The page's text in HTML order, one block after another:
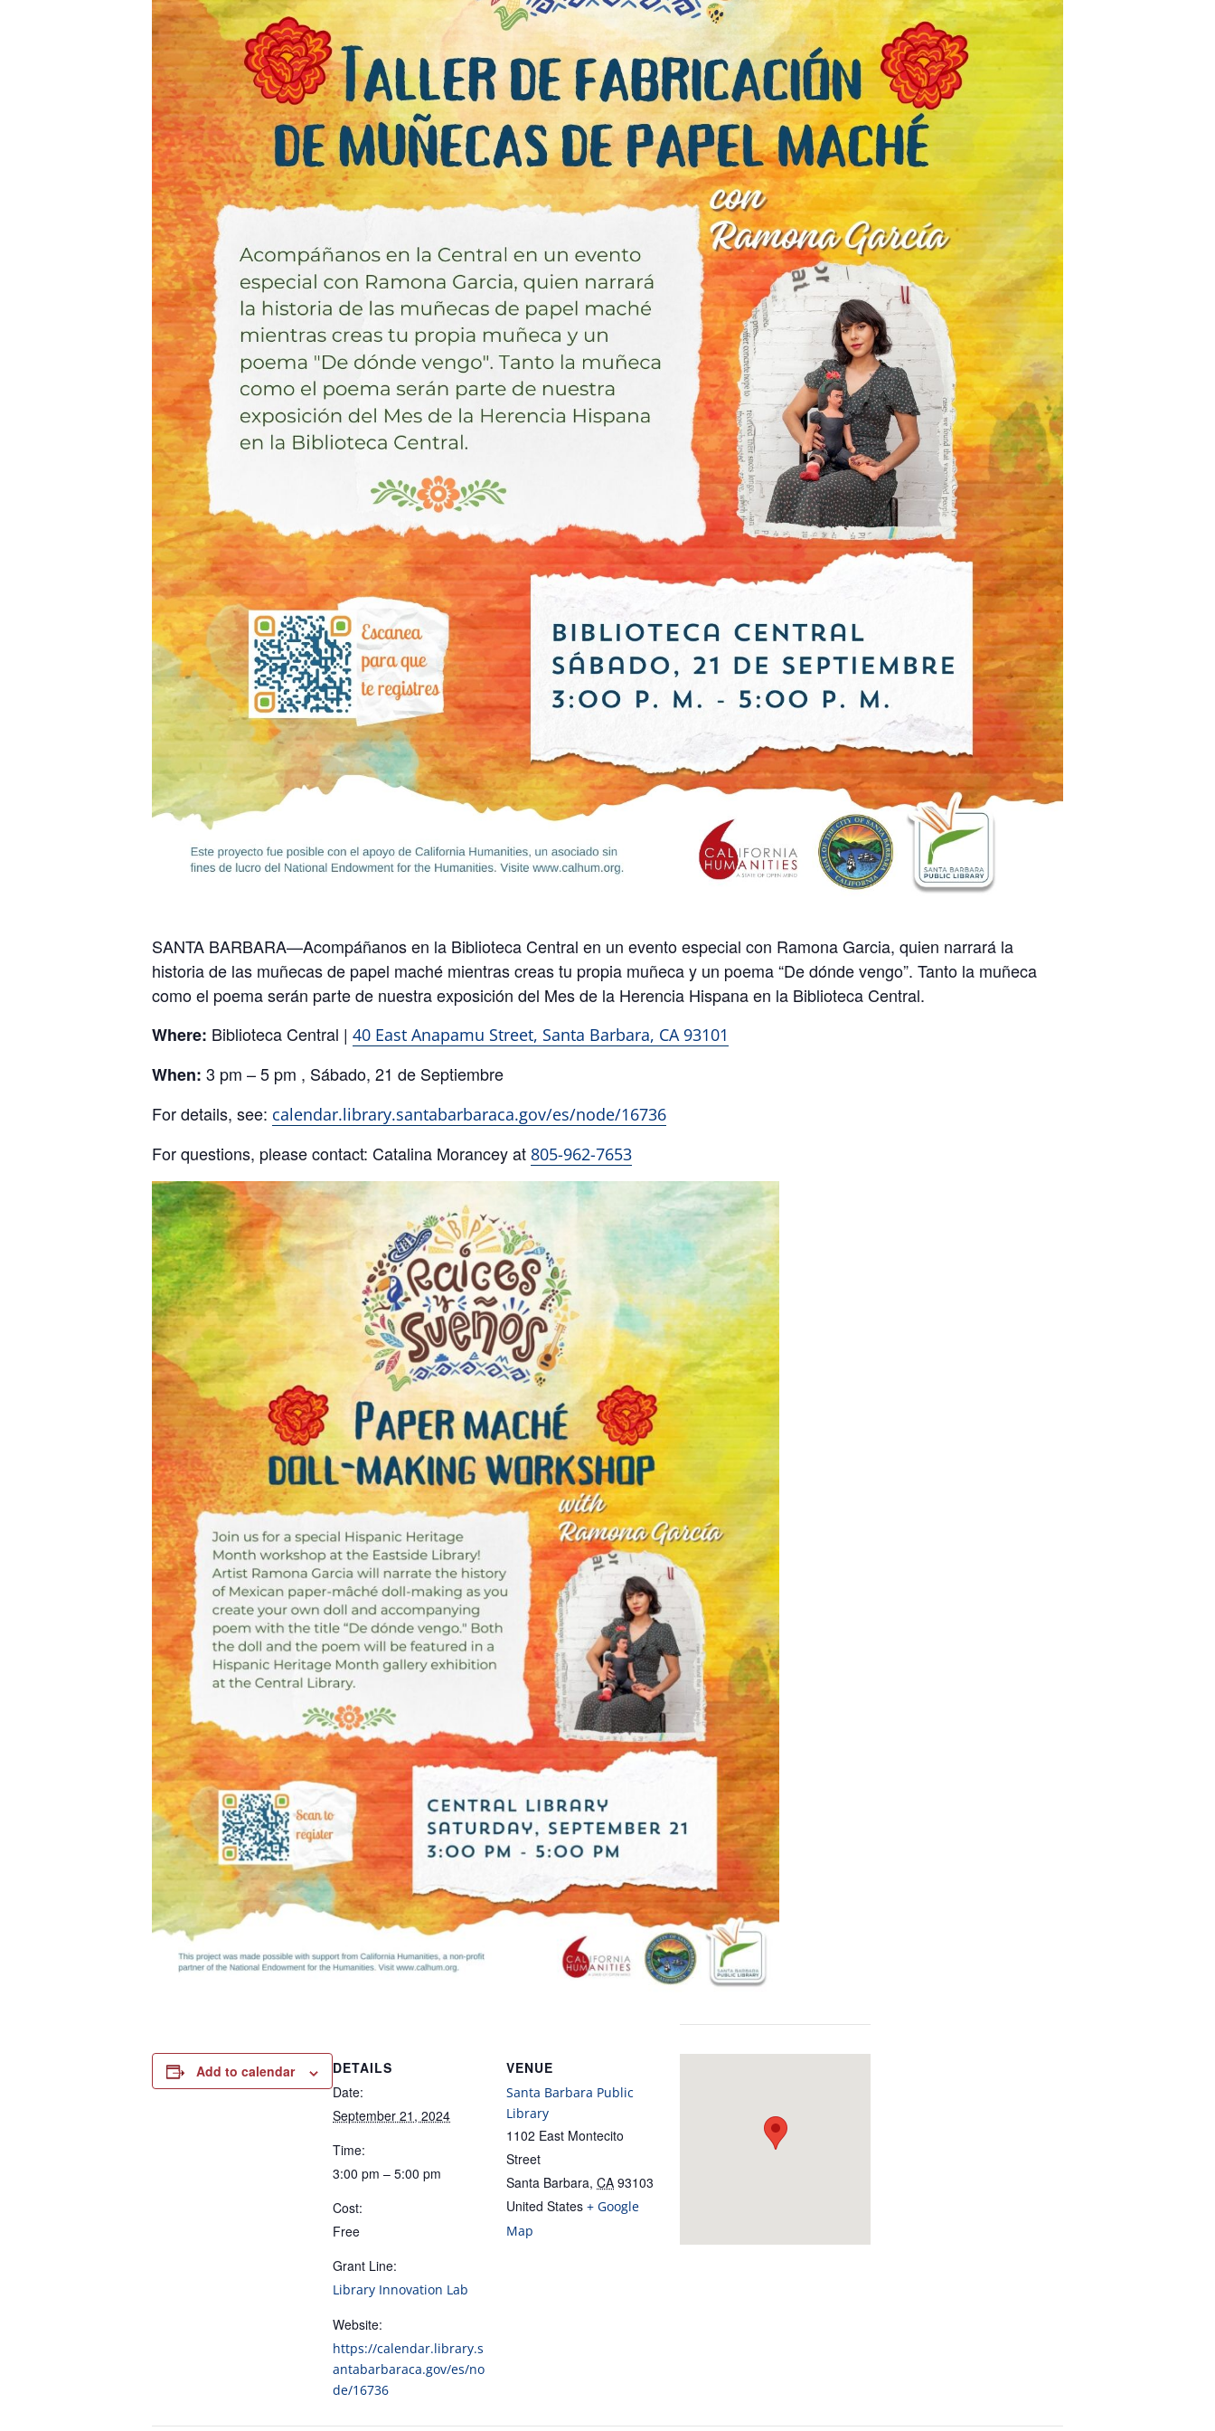
SANTA BARBARA—Acompáñanos en la Biblioteca Central en un evento especial con Ramona Garcia, quien narrará la
historia de las muñecas de papel maché mientras creas tu propia muñeca y un poema “De dónde vengo”. Tanto la muñeca
como el poema serán parte de nuestra exposición del Mes de la Herencia Hispana en la Biblioteca Central.
Where: Biblioteca Central | 40 East Anapamu Street, Santa Barbara, CA 93101
When: 3 pm – 5 pm , Sábado, 21 de Septiembre
For details, see: calendar.library.santabarbaraca.gov/es/node/16736
For questions, please contact: Catalina Morancey at 805-962-7653
Add to calendar
DETAILS
Date:
September 21, 2024
Time:
3:00 pm – 5:00 pm
Cost:
Free
Grant Line:
Library Innovation Lab
Website:
https://calendar.library.s
antabarbaraca.gov/es/no
de/16736
VENUE
Santa Barbara Public
Library
1102 East Montecito
Street
Santa Barbara, CA 93103
United States + Google
Map